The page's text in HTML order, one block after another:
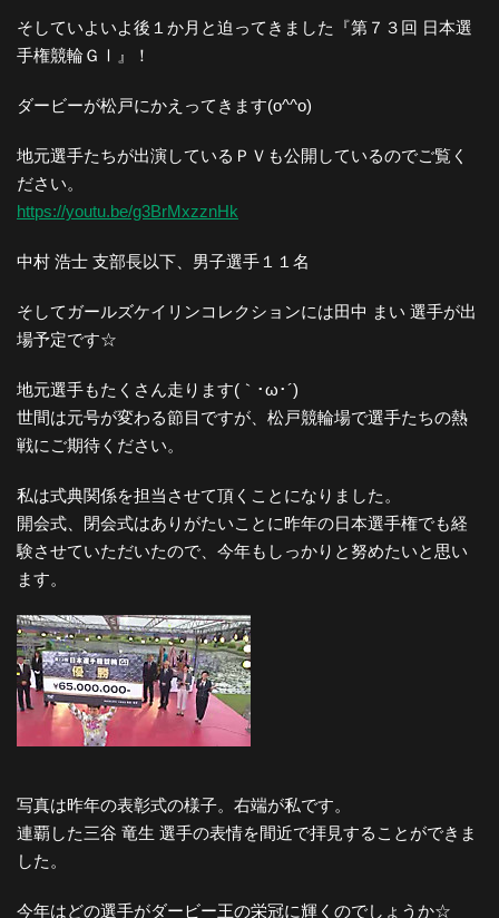
そしていよいよ後１か月と迫ってきました『第７３回 日本選
手権競輪ＧⅠ』！
ダービーが松戸にかえってきます(o^^o)
地元選手たちが出演しているＰＶも公開しているのでご覧く
ださい。
https://youtu.be/g3BrMxzznHk
中村 浩士 支部長以下、男子選手１１名
そしてガールズケイリンコレクションには田中 まい 選手が出
場予定です☆
地元選手もたくさん走ります(｀･ω･´)
世間は元号が変わる節目ですが、松戸競輪場で選手たちの熱
戦にご期待ください。
私は式典関係を担当させて頂くことになりました。
開会式、閉会式はありがたいことに昨年の日本選手権でも経
験させていただいたので、今年もしっかりと努めたいと思い
ます。
写真は昨年の表彰式の様子。右端が私です。
連覇した三谷 竜生 選手の表情を間近で拝見することができま
した。
今年はどの選手がダービー王の栄冠に輝くのでしょうか☆